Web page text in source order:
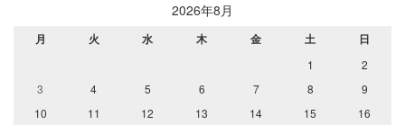
2026年8月
月 火 水 木 金 土 日
1
2
3
4 5 6 7 8
9
10
11 12 13 14 15
16